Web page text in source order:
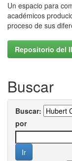
Un espacio para
académicos
proceso de sus
Repositorio del
Buscar
Buscar:
por